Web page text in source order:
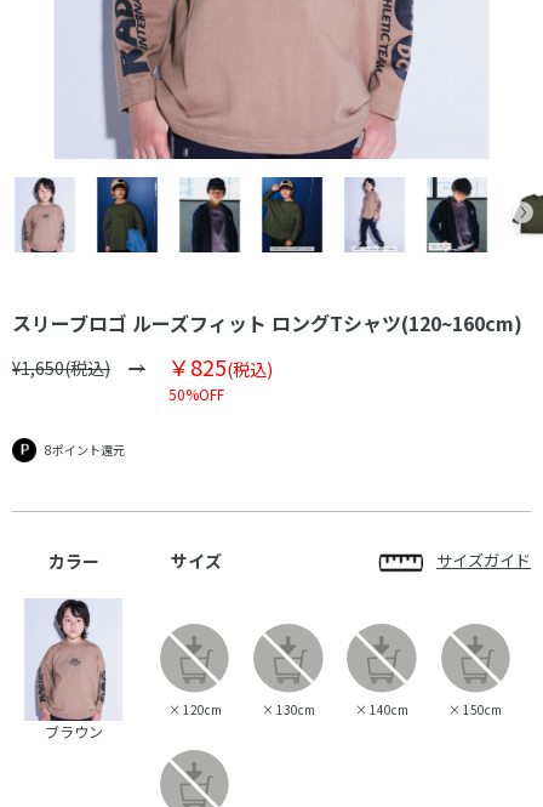
スリーブロゴ ルーズフィット ロングTシャツ(120~160cm)
¥1,650(税込) ￥825(税込)
50%OFF
8ポイント還元
カラー サイズ サイズガイド
ブラウン
× 120cm × 130cm × 140cm × 150cm